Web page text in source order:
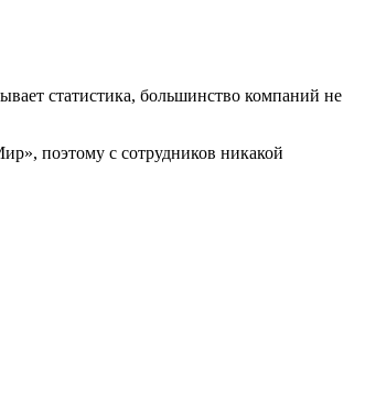
статистика, большинство компаний не
поэтому с сотрудников никакой